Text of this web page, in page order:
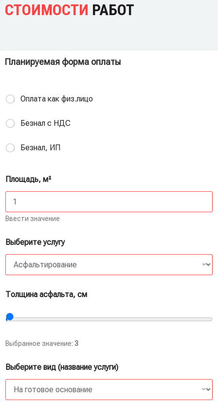
СТОИМОСТИ РАБОТ
Планируемая форма оплаты
Оплата как физ.лицо
Безнал с НДС
Безнал, ИП
Площадь, м²
Ввести значение
Выберите услугу
Толщина асфальта, см
Выбранное значение: 3
Выберите вид (название услуги)